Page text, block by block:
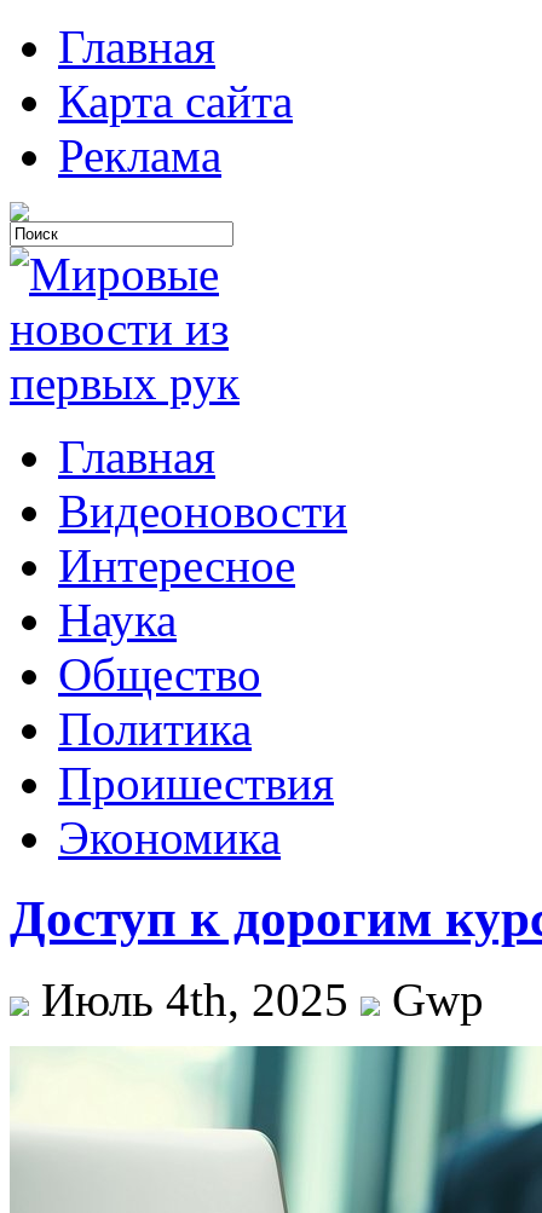
Главная
Карта сайта
Реклама
Главная
Видеоновости
Интересное
Наука
Общество
Политика
Проишествия
Экономика
Доступ к дорогим
Июль 4th, 2025 Gwp